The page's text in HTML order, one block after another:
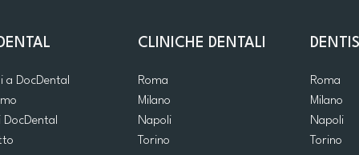
a DocDental
DocDental
CLINICHE DENTALI
Roma
Milano
Napoli
Torino
Roma
Milano
Napoli
Torino